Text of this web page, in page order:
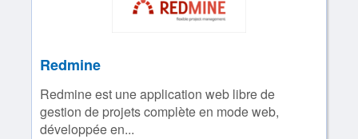
Redmine
Redmine est une application web libre de
gestion de projets complète en mode web,
développée en...